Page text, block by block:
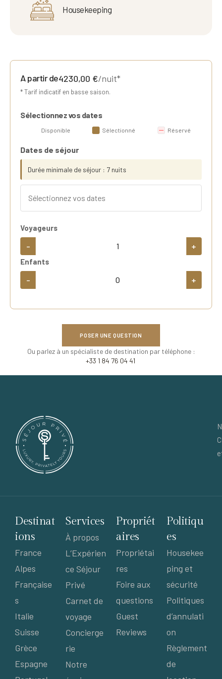
Housekeeping
A partir de4230,00 €/nuit*
* Tarif indicatif en basse saison.
Sélectionnez vos dates
Disponible Sélectionné Réservé
Dates de séjour
Durée minimale de séjour : 7 nuits
Voyageurs
- +
Enfants
- +
POSER UNE QUESTION
Ou parlez à un spécialiste de destination par téléphone :
+33 1 84 76 04 41
Destinat
ions
France
Alpes
Française
s
Italie
Suisse
Grèce
Espagne
Services
À propos
L’Expérien
ce Séjour
Privé
Carnet de
voyage
Concierge
rie
Notre
Propriét
aires
Propriétai
res
Foire aux
questions
Guest
Reviews
Politiqu
es
Housekee
ping et
sécurité
Politiques
d’annulati
on
Règlement
de